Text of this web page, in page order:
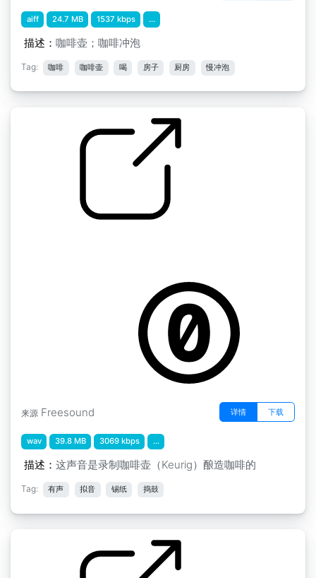
aiff 24.7 MB 1537 kbps ...
描述： 咖啡壶；咖啡冲泡
Tag: 咖啡 咖啡壶 喝 房子 厨房 慢冲泡
来源 Freesound 详情 下载
wav 39.8 MB 3069 kbps ...
描述： 这声音是录制咖啡壶（Keurig）酿造咖啡的
Tag: 有声 拟音 锡纸 捣鼓